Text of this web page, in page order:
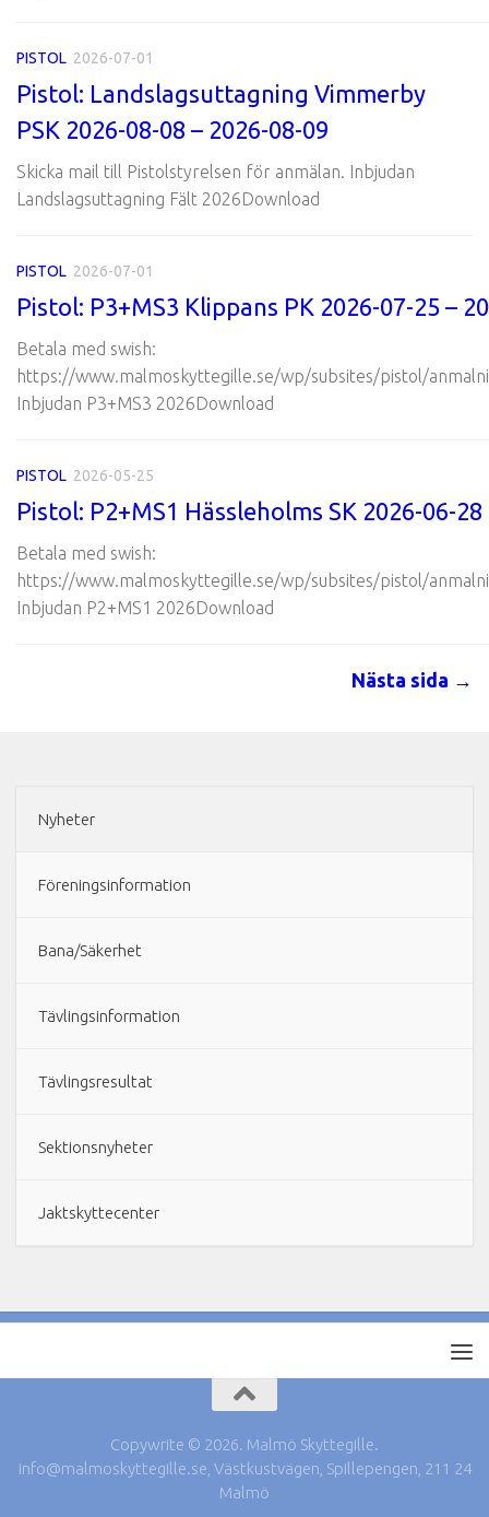
PISTOL 2026-07-01
Pistol: Landslagsuttagning Vimmerby
PSK 2026-08-08 – 2026-08-09
Skicka mail till Pistolstyrelsen för anmälan. Inbjudan
Landslagsuttagning Fält 2026Download
PISTOL 2026-07-01
Pistol: P3+MS3 Klippans PK 2026-07-25 –
Betala med swish:
https://www.malmoskyttegille.se/wp/subsites/pistol/
Inbjudan P3+MS3 2026Download
PISTOL 2026-05-25
Pistol: P2+MS1 Hässleholms SK 2026-06-28
Betala med swish:
https://www.malmoskyttegille.se/wp/subsites/pistol/
Inbjudan P2+MS1 2026Download
Nästa sida →
Nyheter
Föreningsinformation
Bana/Säkerhet
Tävlingsinformation
Tävlingsresultat
Sektionsnyheter
Jaktskyttecenter
Copywrite © 2026. Malmö Skyttegille.
info@malmoskyttegille.se, Västkustvägen, Spillepengen, 211 24
Malmö